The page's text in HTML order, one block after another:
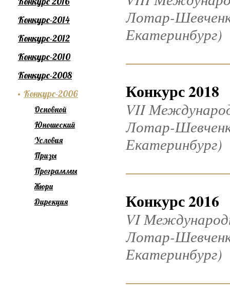
Лотар-
Екатеринбург)
Конкурс 2018
VII
Лотар-
Екатеринбург)
Конкурс 2016
VI
Лотар-
Екатеринбург)
Конкурс-2014
Конкурс-2012
Конкурс-2010
Конкурс-2008
Конкурс-2006
Основной
Юношеский
Условия
Призы
Программы
Жюри
Дирекция